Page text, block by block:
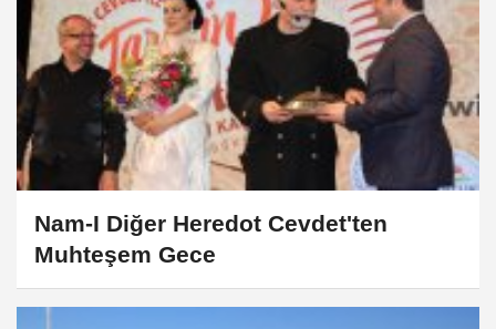
Nam-I Diğer Heredot Cevdet'ten
Muhteşem Gece